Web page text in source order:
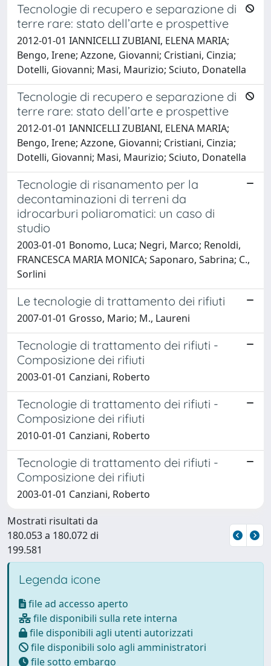
Tecnologie di recupero e separazione di
terre rare: stato dell’arte e prospettive
2012-01-01 IANNICELLI ZUBIANI, ELENA MARIA;
Bengo, Irene; Azzone, Giovanni; Cristiani, Cinzia;
Dotelli, Giovanni; Masi, Maurizio; Sciuto, Donatella
Tecnologie di recupero e separazione di
terre rare: stato dell’arte e prospettive
2012-01-01 IANNICELLI ZUBIANI, ELENA MARIA;
Bengo, Irene; Azzone, Giovanni; Cristiani, Cinzia;
Dotelli, Giovanni; Masi, Maurizio; Sciuto, Donatella
Tecnologie di risanamento per la
decontaminazioni di terreni da
idrocarburi poliaromatici: un caso di
studio
2003-01-01 Bonomo, Luca; Negri, Marco; Renoldi,
FRANCESCA MARIA MONICA; Saponaro, Sabrina; C.,
Sorlini
Le tecnologie di trattamento dei rifiuti
2007-01-01 Grosso, Mario; M., Laureni
Tecnologie di trattamento dei rifiuti -
Composizione dei rifiuti
2003-01-01 Canziani, Roberto
Tecnologie di trattamento dei rifiuti -
Composizione dei rifiuti
2010-01-01 Canziani, Roberto
Tecnologie di trattamento dei rifiuti -
Composizione dei rifiuti
2003-01-01 Canziani, Roberto
Mostrati risultati da
180.053 a 180.072 di
199.581
Legenda icone
file ad accesso aperto
file disponibili sulla rete interna
file disponibili agli utenti autorizzati
file disponibili solo agli amministratori
file sotto embargo